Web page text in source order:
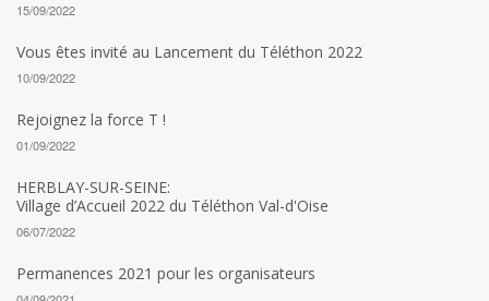
15/09/2022
Vous êtes invité au Lancement du Téléthon 2022
10/09/2022
Rejoignez la force T !
01/09/2022
HERBLAY-SUR-SEINE:
Village d’Accueil 2022 du Téléthon Val-d'Oise
06/07/2022
Permanences 2021 pour les organisateurs